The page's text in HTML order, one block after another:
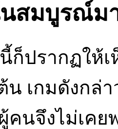
สมบูรณ์ม
ก็ปรากฏให้
น เกมดังกล่
คนจึงไม่เค